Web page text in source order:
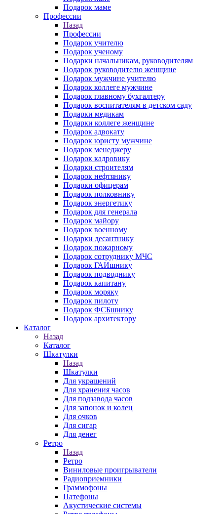
Подарок маме
Профессии
Назад
Профессии
Подарок учителю
Подарок ученому
Подарки начальникам, руководителям
Подарок руководителю женщине
Подарок мужчине учителю
Подарок коллеге мужчине
Подарок главному бухгалтеру
Подарок воспитателям в детском саду
Подарки медикам
Подарки коллеге женщине
Подарок адвокату
Подарок юристу мужчине
Подарок менеджеру
Подарок кадровику
Подарки строителям
Подарок нефтянику
Подарки офицерам
Подарок полковнику
Подарок энергетику
Подарок для генерала
Подарок майору
Подарок военному
Подарки десантнику
Подарок пожарному
Подарок сотруднику МЧС
Подарок ГАИшнику
Подарок подводнику
Подарок капитану
Подарок моряку
Подарок пилоту
Подарок ФСБшнику
Подарок архитектору
Каталог
Назад
Каталог
Шкатулки
Назад
Шкатулки
Для украшений
Для хранения часов
Для подзавода часов
Для запонок и колец
Для очков
Для сигар
Для денег
Ретро
Назад
Ретро
Виниловые проигрыватели
Радиоприемники
Граммофоны
Патефоны
Акустические системы